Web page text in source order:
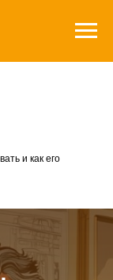
и как его